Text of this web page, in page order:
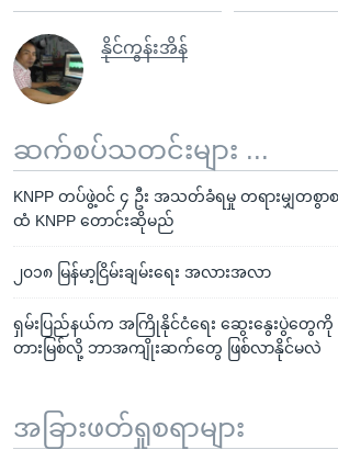
နိုင်ကွန်းအိန်
ဆက်စပ်သတင်းများ ...
KNPP တပ်ဖွဲ့ဝင် ၄ ဦး အသတ်ခံရမှု တရားမျှတစွာ
ထံ KNPP တောင်းဆိုမည်
၂၀၁၈ မြန်မာ့ငြိမ်းချမ်းရေး အလားအလာ
ရှမ်းပြည်နယ်က အကြိုနိုင်ငံရေး ဆွေးနွေးပွဲတွေ
တားမြစ်လို့ ဘာအကျိုးဆက်တွေ ဖြစ်လာနိုင်မလဲ
အခြားဖတ်ရှုစရာများ